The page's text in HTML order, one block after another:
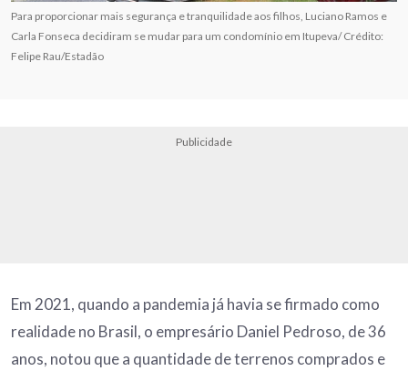
Para proporcionar mais segurança e tranquilidade aos filhos, Luciano Ramos e
Carla Fonseca decidiram se mudar para um condomínio em Itupeva/ Crédito:
Felipe Rau/Estadão
Publicidade
Em 2021, quando a pandemia já havia se firmado como
realidade no Brasil, o empresário Daniel Pedroso, de 36
anos, notou que a quantidade de terrenos comprados e